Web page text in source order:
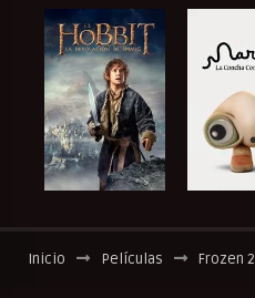
Inicio Películas Frozen 2